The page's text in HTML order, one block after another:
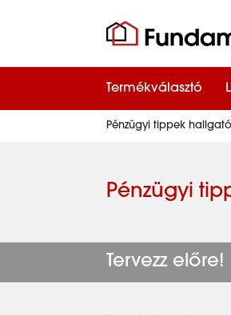
Termékválasztó
Pénzügyi tippek
Pénzügyi
Tervezz előre!